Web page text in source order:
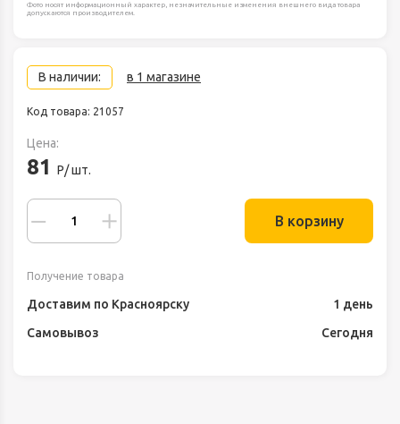
Фото носят информационный характер, незначительные изменения внешнего вида товара
допускаются производителем.
В наличии: в 1 магазине
Код товара: 21057
Цена:
81 Р/ шт.
В корзину
Получение товара
Доставим по Красноярску
1 день
Самовывоз
Сегодня